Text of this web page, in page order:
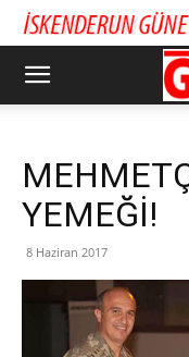
YEMEĞİ!
8 Haziran 2017